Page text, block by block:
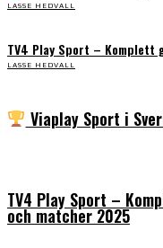
LASSE HEDVALL
TV4 Play Sport –
LASSE HEDVALL
Viaplay Sport i
TV4 Play Sport –
och matcher 2025